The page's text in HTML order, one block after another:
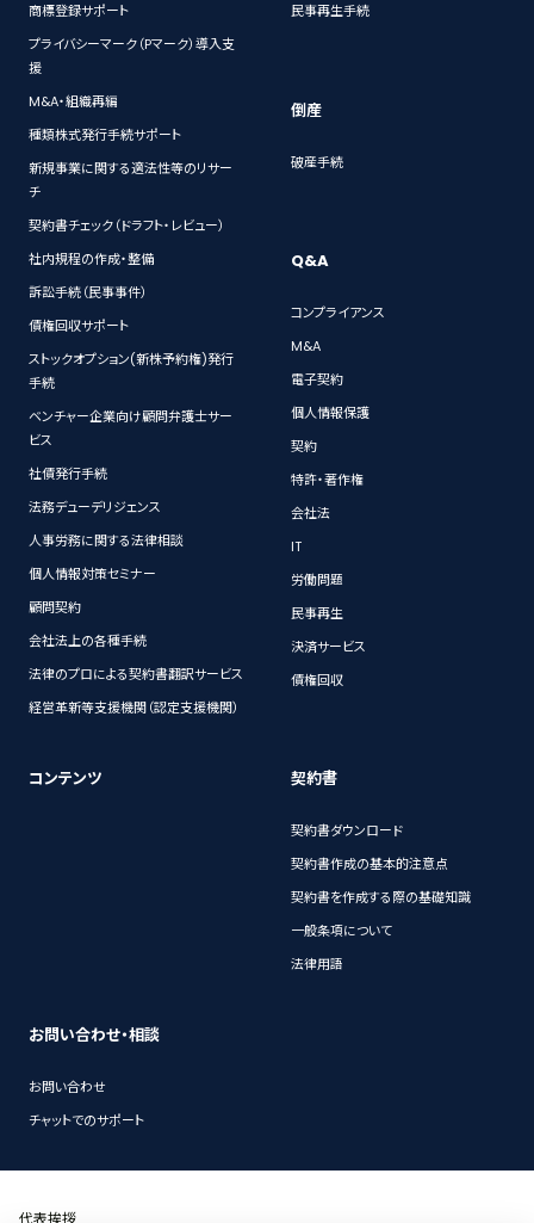
商標登録サポート
プライバシーマーク（Pマーク）導入支
援
M&A・組織再編
種類株式発行手続サポート
新規事業に関する適法性等のリサー
チ
契約書チェック（ドラフト・レビュー）
社内規程の作成・整備
訴訟手続（民事事件）
債権回収サポート
ストックオプション(新株予約権)発行
手続
ベンチャー企業向け顧問弁護士サー
ビス
社債発行手続
法務デューデリジェンス
人事労務に関する法律相談
個人情報対策セミナー
顧問契約
会社法上の各種手続
法律のプロによる契約書翻訳サービス
経営革新等支援機関（認定支援機関）
民事再生手続
倒産
破産手続
Q&A
コンプライアンス
M&A
電子契約
個人情報保護
契約
特許・著作権
会社法
IT
労働問題
民事再生
決済サービス
債権回収
コンテンツ 契約書
契約書ダウンロード
契約書作成の基本的注意点
契約書を作成する際の基礎知識
一般条項について
法律用語
お問い合わせ・相談
お問い合わせ
チャットでのサポート